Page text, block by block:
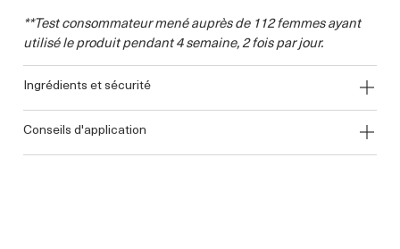
**Test consommateur mené auprès de 112 femmes ayant
utilisé le produit pendant 4 semaine, 2 fois par jour.
ingrédients et sécurité
conseils d'application